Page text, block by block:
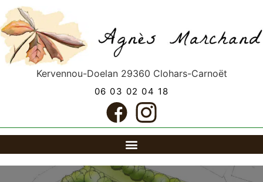
Kervennou-Doelan 29360 Clohars-Carnoët
06 03 02 04 18